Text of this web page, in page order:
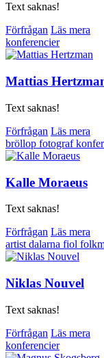
Text saknas!
Förfrågan Läs mera
konferencier
Mattias
Text saknas!
Förfrågan Läs mera
bröllop fotograf
Kalle Moraeus
Text saknas!
Förfrågan Läs mera
artist dalarna fiol
Niklas Nouvel
Text saknas!
Förfrågan Läs mera
konferencier